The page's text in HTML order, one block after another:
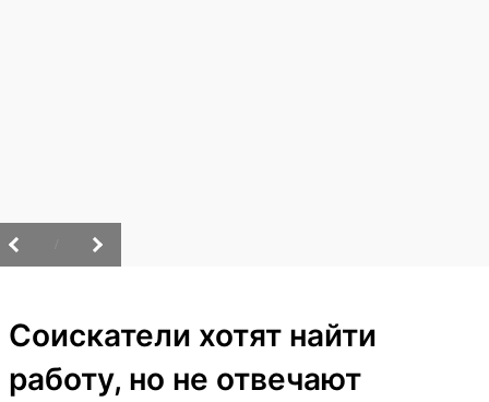
Соискатели хотят найти
работу, но не отвечают